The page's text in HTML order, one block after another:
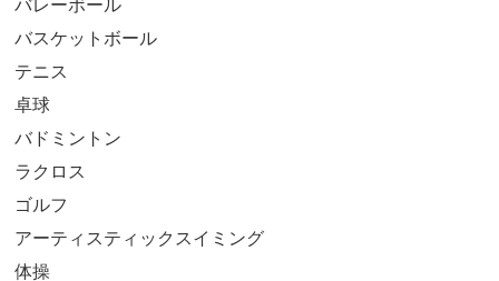
バレーボール
バスケットボール
テニス
卓球
バドミントン
ラクロス
ゴルフ
アーティスティックスイミング
体操